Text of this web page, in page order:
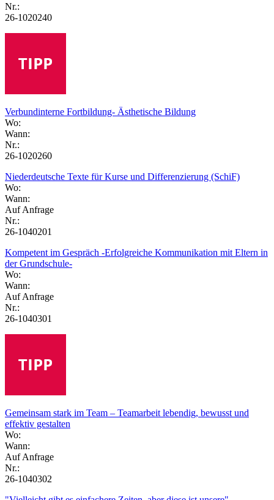
Nr.:
26-1020240
Verbundinterne Fortbildung- Ästhetische Bildung
Wo:
Wann:
Nr.:
26-1020260
Niederdeutsche Texte für Kurse und Differenzierung (SchiF)
Wo:
Wann:
Auf Anfrage
Nr.:
26-1040201
Kompetent im Gespräch -Erfolgreiche Kommunikation mit Eltern in
der Grundschule-
Wo:
Wann:
Auf Anfrage
Nr.:
26-1040301
Gemeinsam stark im Team – Teamarbeit lebendig, bewusst und
effektiv gestalten
Wo:
Wann:
Auf Anfrage
Nr.:
26-1040302